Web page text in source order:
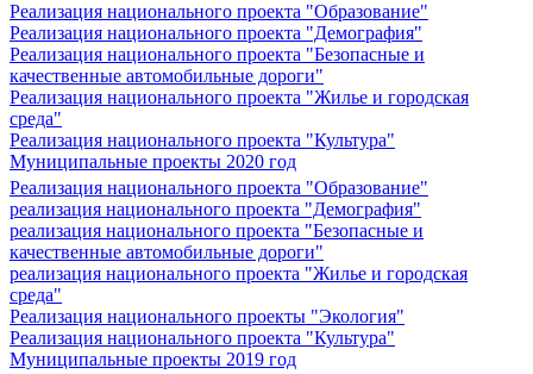
Реализация национального проекта "Образование"
Реализация национального проекта "Демография"
Реализация национального проекта "Безопасные и
качественные автомобильные дороги"
Реализация национального проекта "Жилье и городская
среда"
Реализация национального проекта "Культура"
Муниципальные проекты 2020 год
Реализация национального проекта "Образование"
реализация национального проекта "Демография"
реализация национального проекта "Безопасные и
качественные автомобильные дороги"
реализация национального проекта "Жилье и городская
среда"
Реализация национального проекты "Экология"
Реализация национального проекта "Культура"
Муниципальные проекты 2019 год